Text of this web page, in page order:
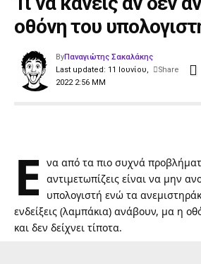
οθόνη του
Last updated: 11 Ιουνίου,
2022 2:56 ΜΜ
ByΠαναγιώτης Σακαλάκης
Share
Έ να από τα πιο συχνά
αντιμετωπίζεις είναι να μην
υπολογιστή ενώ τα
ενδείξεις (λαμπάκια) ανάβουν, μα η
και δεν δείχνει τίποτα.